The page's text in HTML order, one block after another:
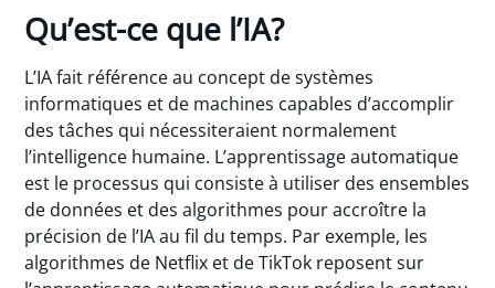
Qu’est-ce que l’IA?
L’IA fait référence au concept de systèmes
informatiques et de machines capables d’accomplir
des tâches qui nécessiteraient normalement
l’intelligence humaine. L’apprentissage automatique
est le processus qui consiste à utiliser des ensembles
de données et des algorithmes pour accroître la
précision de l’IA au fil du temps. Par exemple, les
algorithmes de Netflix et de TikTok reposent sur